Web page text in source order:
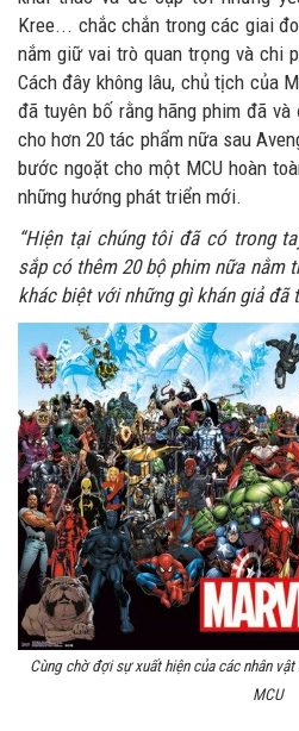
Kree... chắc chắn trong các giai
nắm giữ vai trò quan trọng và chi
Cách đây không lâu, chủ tịch của
đã tuyên bố rằng hãng phim đã
cho hơn 20 tác phẩm nữa sau
bước ngoặt cho một MCU hoàn
những hướng phát triển mới.
“Hiện tại chúng tôi đã có trong
sắp có thêm 20 bộ phim nữa nằm
khác biệt với những gì khán giả đã
Cùng chờ đợi sự xuất hiện của các nhân
MCU